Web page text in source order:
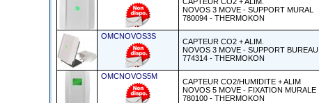
NOVOS 3 MOVE - SUPPORT MURAL
780094 - THERMOKON
OMCNOVOS3S
CAPTEUR CO2 + ALIM.
NOVOS 3 MOVE - SUPPORT BUREAU
774314 - THERMOKON
OMCNOVOS5M
CAPTEUR CO2/HUMIDITE + ALIM
NOVOS 5 MOVE - FIXATION MURALE
780100 - THERMOKON